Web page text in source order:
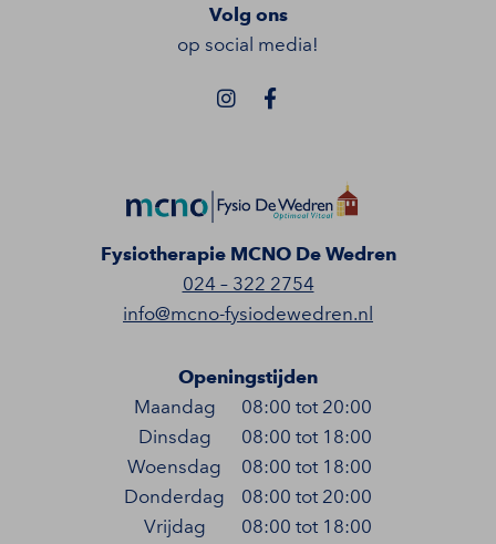
Volg ons
op social media!
Fysiotherapie MCNO De Wedren
024 – 322 2754
info@mcno-fysiodewedren.nl
Openingstijden
Maandag
Dinsdag
Woensdag
Donderdag
Vrijdag
08:00 tot 20:00
08:00 tot 18:00
08:00 tot 18:00
08:00 tot 20:00
08:00 tot 18:00